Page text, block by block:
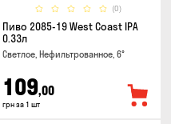
(0)
Пиво 2085-19 West Coast IPA
0.33л
Светлое, Нефильтрованное, 6°
109,00
грн за 1 шт